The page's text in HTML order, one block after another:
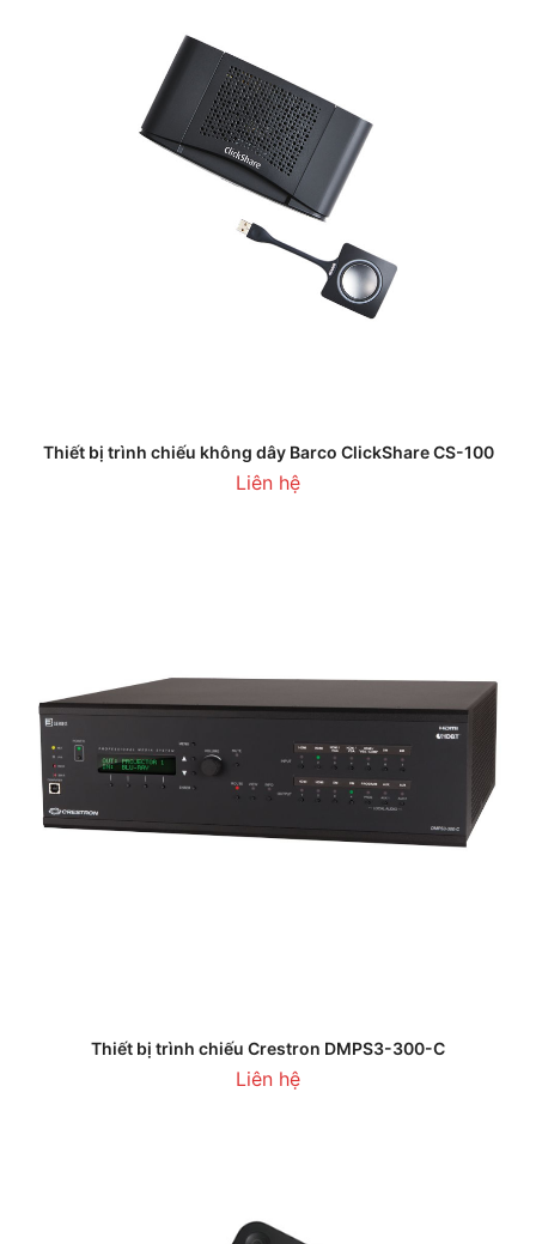
Thiết bị trình chiếu không dây Barco ClickShare CS-100
Liên hệ
Thiết bị trình chiếu Crestron DMPS3-300-C
Liên hệ